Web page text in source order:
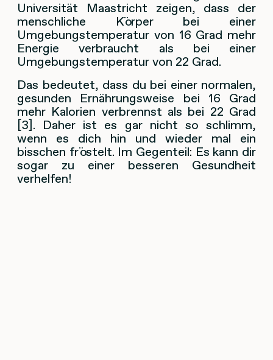
Universität Maastricht zeigen, dass der
menschliche Körper bei einer
Umgebungstemperatur von 16 Grad mehr
Energie verbraucht als bei einer
Umgebungstemperatur von 22 Grad.
Das bedeutet, dass du bei einer normalen,
gesunden Ernährungsweise bei 16 Grad
mehr Kalorien verbrennst als bei 22 Grad
[3]. Daher ist es gar nicht so schlimm,
wenn es dich hin und wieder mal ein
bisschen fröstelt. Im Gegenteil: Es kann dir
sogar zu einer besseren Gesundheit
verhelfen!